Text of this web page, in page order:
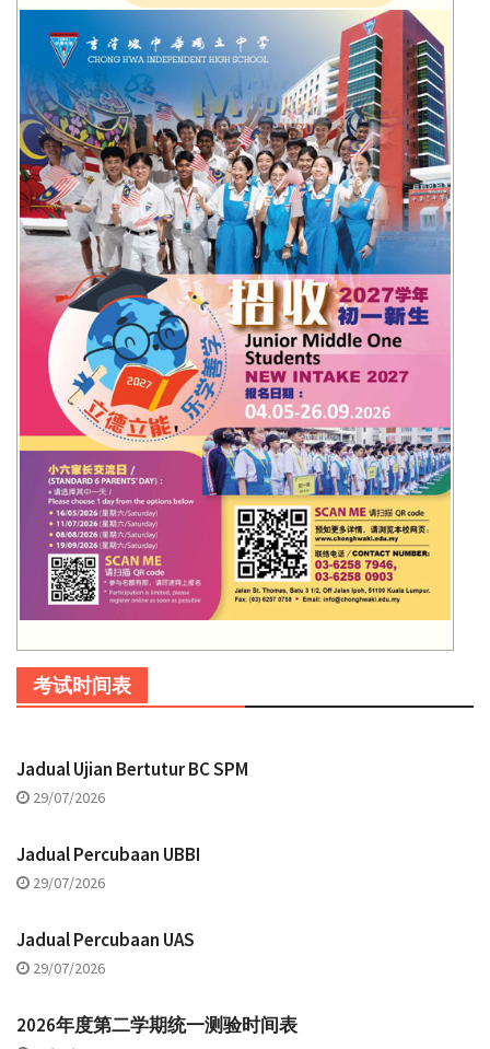
考试时间表
Jadual Ujian Bertutur BC SPM
29/07/2026
Jadual Percubaan UBBI
29/07/2026
Jadual Percubaan UAS
29/07/2026
2026年度第二学期统一测验时间表